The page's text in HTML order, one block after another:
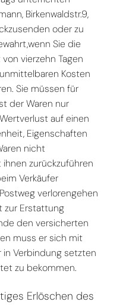
Birkenwaldstr.9,
oder zu
Sie die
vierzehn Tagen
Kosten
Sie müssen für
der Waren nur
auf einen
Eigenschaften
nicht
zurückzuführen
Verkäufer
verlorengehen
zur Erstattung
den versicherten
muss er sich mit
Verbindung setzten
zu bekommen.
Erlöschen des